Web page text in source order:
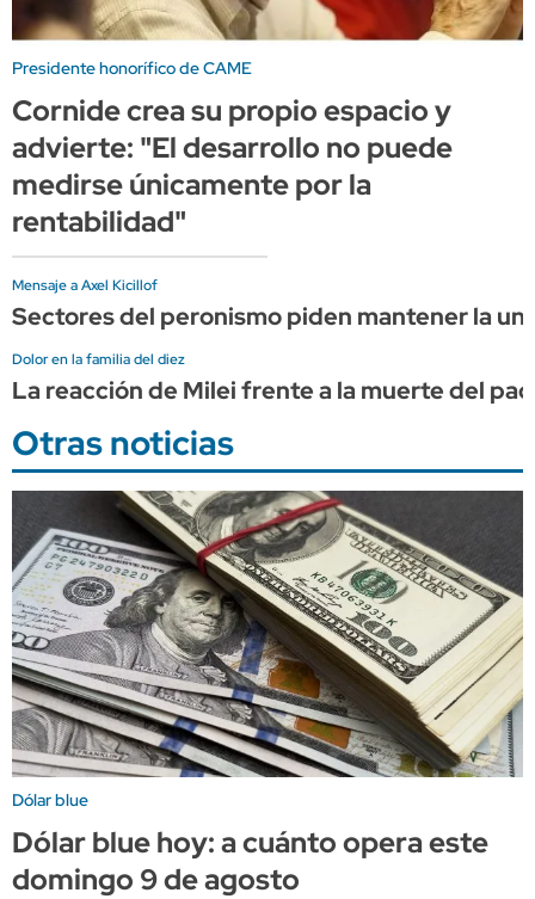
Presidente honorífico de CAME
Cornide crea su propio espacio y
advierte: "El desarrollo no puede
medirse únicamente por la
rentabilidad"
Mensaje a Axel Kicillof
Sectores del peronismo piden mantener la
Dolor en la familia del diez
La reacción de Milei frente a la muerte del
Otras noticias
Dólar blue
Dólar blue hoy: a cuánto opera este
domingo 9 de agosto